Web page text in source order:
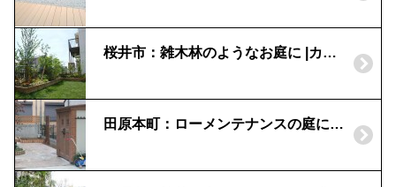
桜井市：雑木林のようなお庭に |カツラ
田原本町：ローメンテナンスの庭にしてほしい!｜ウッドデッキとオシャレ物置の設置